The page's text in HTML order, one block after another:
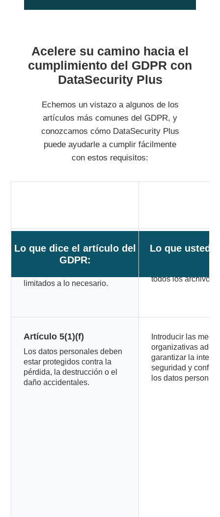
Acelere su camino hacia el
cumplimiento del GDPR con
DataSecurity Plus
Echemos un vistazo a algunos de los
artículos más comunes del GDPR, y
conozcamos cómo DataSecurity Plus
puede ayudarle a cumplir fácilmente
con estos requisitos:
Lo que dice el artículo del
GDPR:
Lo que usted
Artículo 5(1)(c)
Los datos personales deben
limitados a lo necesario.
Elimine los datos
todos los archivos
Artículo 5(1)(f)
Los datos personales deben
estar protegidos contra la
pérdida, la destrucción o el
daño accidentales.
Introducir las
organizativas
garantizar la
seguridad y
los datos